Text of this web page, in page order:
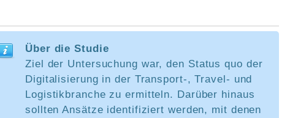
Über die Studie
Ziel der Untersuchung war, den Status quo der
Digitalisierung in der Transport-, Travel- und
Logistikbranche zu ermitteln. Darüber hinaus
sollten Ansätze identifiziert werden, mit denen